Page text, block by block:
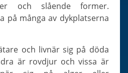
och slående former.
på många av dykplatserna
är rovdjur och vissa är